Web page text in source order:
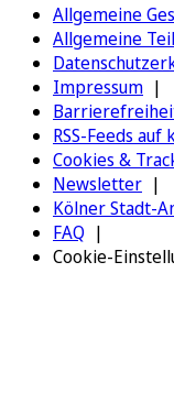
Allgemeine
Allgemeine
Impressum
RSS-Feeds auf
Cookies &
Newsletter
Kölner Stadt-
FAQ
Cookie-